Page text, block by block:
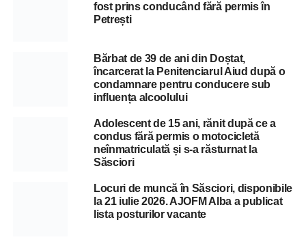
fost prins conducând fără permis în
Petrești
Bărbat de 39 de ani din Doștat,
încarcerat la Penitenciarul Aiud după o
condamnare pentru conducere sub
influența alcoolului
Adolescent de 15 ani, rănit după ce a
condus fără permis o motocicletă
neînmatriculată și s-a răsturnat la
Săsciori
Locuri de muncă în Săsciori, disponibile
la 21 iulie 2026. AJOFM Alba a publicat
lista posturilor vacante